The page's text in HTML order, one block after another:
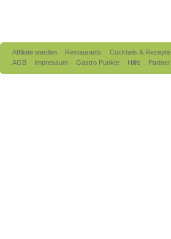
Affiliate werden Restaurants
Cocktails & Rezepte
AGB
Impressum Gastro Punkte Hilfe Partner